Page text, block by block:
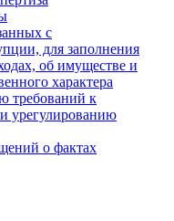
с
для заполнения
об имуществе и
характера
требований к
урегулированию
о фактах